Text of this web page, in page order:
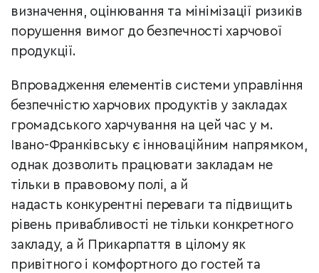
визначення, оцінювання та мінімізації ризиків
порушення вимог до безпечності харчової
продукції.
Впровадження елементів системи управління
безпечністю харчових продуктів у закладах
громадського харчування на цей час у м.
Івано-Франківську є інноваційним напрямком,
однак дозволить працювати закладам не
тільки в правовому полі, а й
надасть конкурентні переваги та підвищить
рівень привабливості не тільки конкретного
закладу, а й Прикарпаття в цілому як
привітного і комфортного до гостей та